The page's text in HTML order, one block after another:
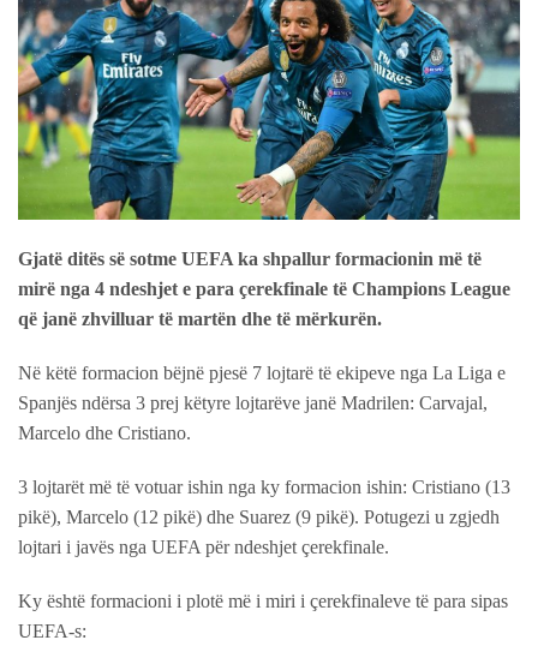
Gjatë ditës së sotme UEFA ka shpallur formacionin më të
mirë nga 4 ndeshjet e para çerekfinale të Champions League
që janë zhvilluar të martën dhe të mërkurën.
Në këtë formacion bëjnë pjesë 7 lojtarë të ekipeve nga La Liga e
Spanjës ndërsa 3 prej këtyre lojtarëve janë Madrilen: Carvajal,
Marcelo dhe Cristiano.
3 lojtarët më të votuar ishin nga ky formacion ishin: Cristiano (13
pikë), Marcelo (12 pikë) dhe Suarez (9 pikë). Potugezi u zgjedh
lojtari i javës nga UEFA për ndeshjet çerekfinale.
Ky është formacioni i plotë më i miri i çerekfinaleve të para sipas
UEFA-s: